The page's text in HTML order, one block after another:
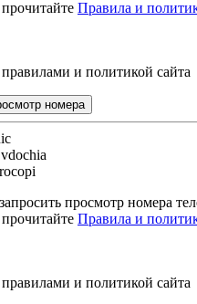
Правила и
правилами и политикой сайта
номера
просмотр номера
Правила и
правилами и политикой сайта